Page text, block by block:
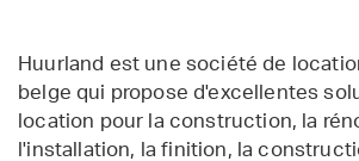
Huurland est une société de
belge qui propose d'excellentes
location pour la construction, la
l'installation, la finition, la